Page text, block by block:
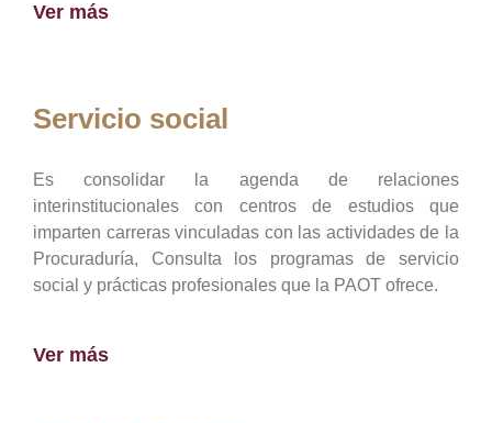
Ver más
Servicio social
Es consolidar la agenda de relaciones
interinstitucionales con centros de estudios que
imparten carreras vinculadas con las actividades de la
Procuraduría, Consulta los programas de servicio
social y prácticas profesionales que la PAOT ofrece.
Ver más